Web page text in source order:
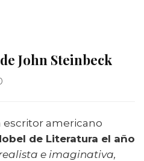
John Steinbeck
americano
de Literatura el año
e imaginativa,